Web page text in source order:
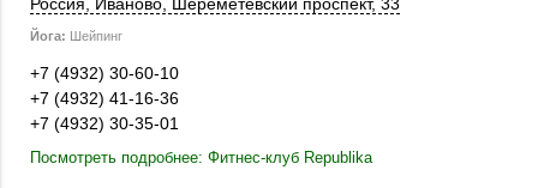
Йога: Шейпинг
+7 (4932) 30-60-10
+7 (4932) 41-16-36
+7 (4932) 30-35-01
Посмотреть подробнее: Фитнес-клуб Republika